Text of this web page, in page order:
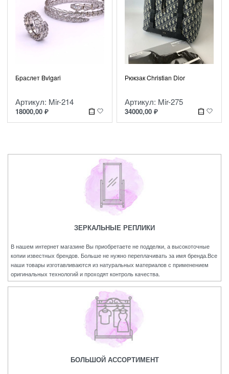
Браслет Bvlgari
Артикул: Mir-214
18000,00 ₽
Рюкзак Christian Dior
Артикул: Mir-275
34000,00 ₽
ЗЕРКАЛЬНЫЕ РЕПЛИКИ
В нашем интернет магазине Вы приобретаете не подделки, а высокоточные
копии известных брендов. Больше не нужно переплачивать за имя бренда.Все
наши товары изготавливаются из натуральных материалов с применением
оригинальных технологий и проходят контроль качества.
БОЛЬШОЙ АССОРТИМЕНТ